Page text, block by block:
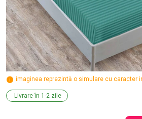
imaginea reprezintă o simulare cu caracter
Livrare în 1-2 zile